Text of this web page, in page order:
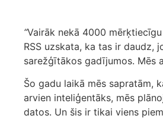
“Vairāk nekā 4000
RSS uzskata, ka tas ir daudz,
sarežģītākos gadījumos. Mēs
Šo gadu laikā mēs sapratām,
arvien inteliģentāks, mēs
datos. Un šis ir tikai viens